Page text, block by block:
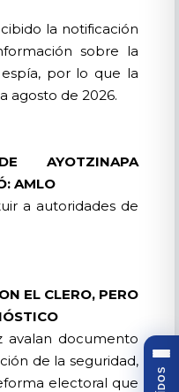
la notificación
sobre la
por lo que la
agosto de 2026.
AYOTZINAPA
AMLO
a autoridades de
EL CLERO, PERO
avalan documento
de la seguridad,
electoral que